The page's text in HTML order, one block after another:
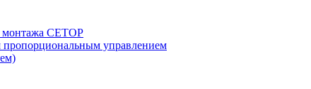
монтажа СЕТОР
пропорциональным управлением